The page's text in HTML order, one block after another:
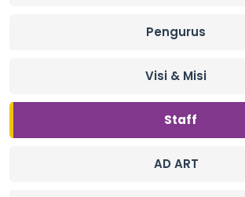
Pengurus
Visi & Misi
Staff
AD ART